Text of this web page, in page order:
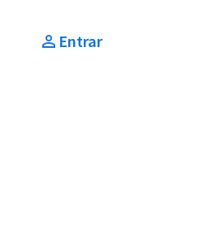
Entrar